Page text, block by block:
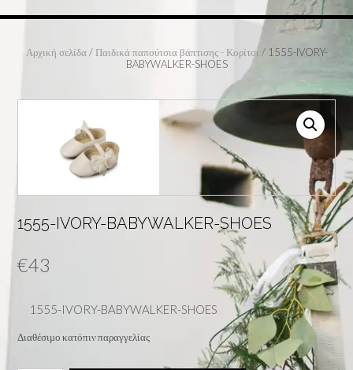
Αρχική σελίδα/ Παιδικά παπούτσια βάπτισης - Κορίτσι / 1555-IVORY-
BABYWALKER-SHOES
1555-IVORY-BABYWALKER-SHOES
€43
1555-IVORY-BABYWALKER-SHOES
Διαθέσιμο κατόπιν παραγγελίας